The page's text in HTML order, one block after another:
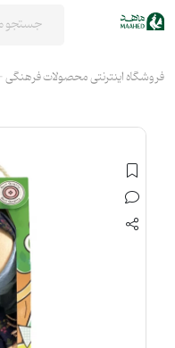
فروشگاه اینترنتی محصولات